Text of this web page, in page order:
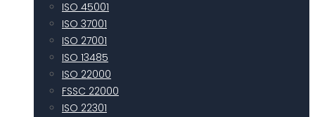
ISO 45001
ISO 37001
ISO 27001
ISO 13485
ISO 22000
FSSC 22000
ISO 22301